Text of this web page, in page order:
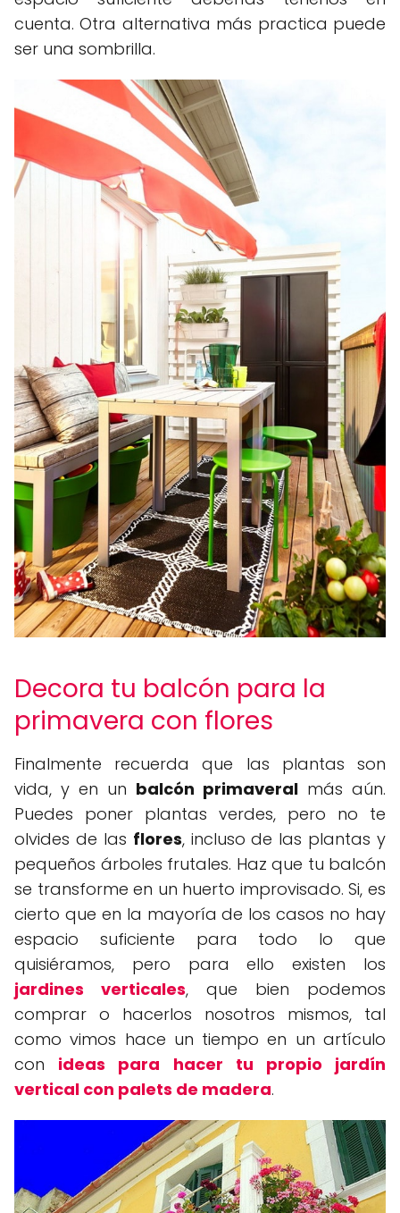
cuenta. Otra alternativa más practica puede
ser una sombrilla.
Decora tu balcón para la
primavera con flores
Finalmente recuerda que las plantas son
vida, y en un balcón primaveral más aún.
Puedes poner plantas verdes, pero no te
olvides de las flores, incluso de las plantas y
pequeños árboles frutales. Haz que tu balcón
se transforme en un huerto improvisado. Si, es
cierto que en la mayoría de los casos no hay
espacio suficiente para todo lo que
quisiéramos, pero para ello existen los
jardines verticales, que bien podemos
comprar o hacerlos nosotros mismos, tal
como vimos hace un tiempo en un artículo
con ideas para hacer tu propio jardín
vertical con palets de madera.